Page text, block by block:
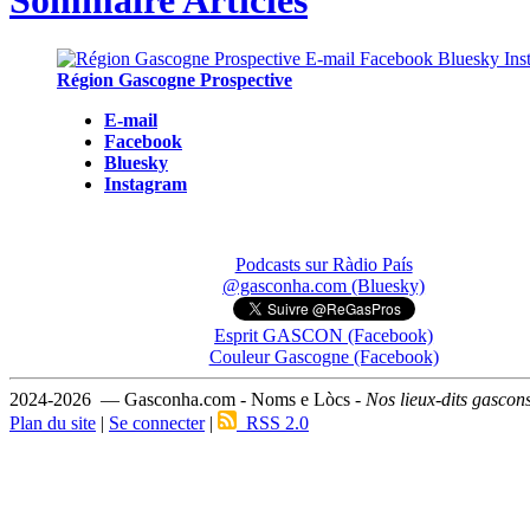
Région Gascogne Prospective
E-mail
Facebook
Bluesky
Instagram
Podcasts sur Ràdio País
@gasconha.com (Bluesky)
Esprit GASCON (Facebook)
Couleur Gascogne (Facebook)
2024-2026 — Gasconha.com - Noms e Lòcs - Nos lieux-dits
Plan du site | Se connecter| RSS 2.0